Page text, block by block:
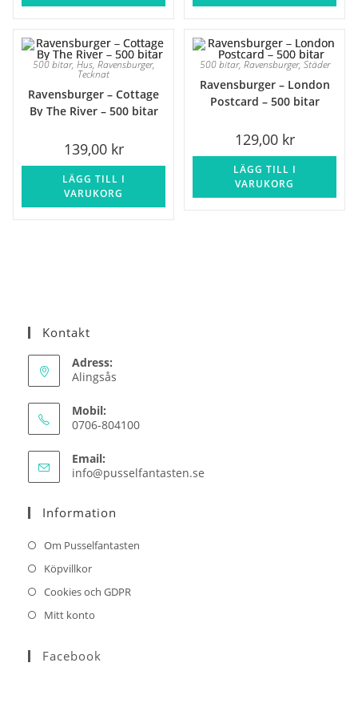
500 bitar, Hus, Ravensburger,
Tecknat
Ravensburger – Cottage
By The River – 500 bitar
139,00 kr
LÄGG TILL I
VARUKORG
500 bitar, Ravensburger, Städer
Ravensburger – London
Postcard – 500 bitar
129,00 kr
LÄGG TILL I
VARUKORG
Kontakt
Adress:
Alingsås
Mobil:
0706-804100
Email:
info@pusselfantasten.se
Information
Om Pusselfantasten
Köpvillkor
Cookies och GDPR
Mitt konto
Facebook